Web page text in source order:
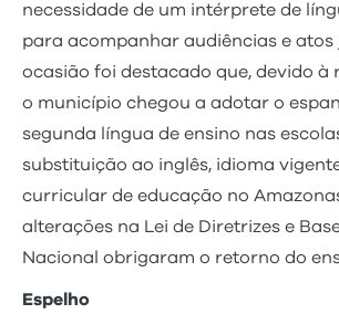
necessidade de um intérprete de
para acompanhar audiências e atos
ocasião foi destacado que, devido à
o município chegou a adotar o
segunda língua de ensino nas
substituição ao inglês, idioma
curricular de educação no
alterações na Lei de Diretrizes e
Nacional obrigaram o retorno do
Espelho